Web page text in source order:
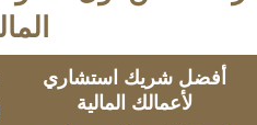
أفضل شريك استشاري
لأعمالك المالية